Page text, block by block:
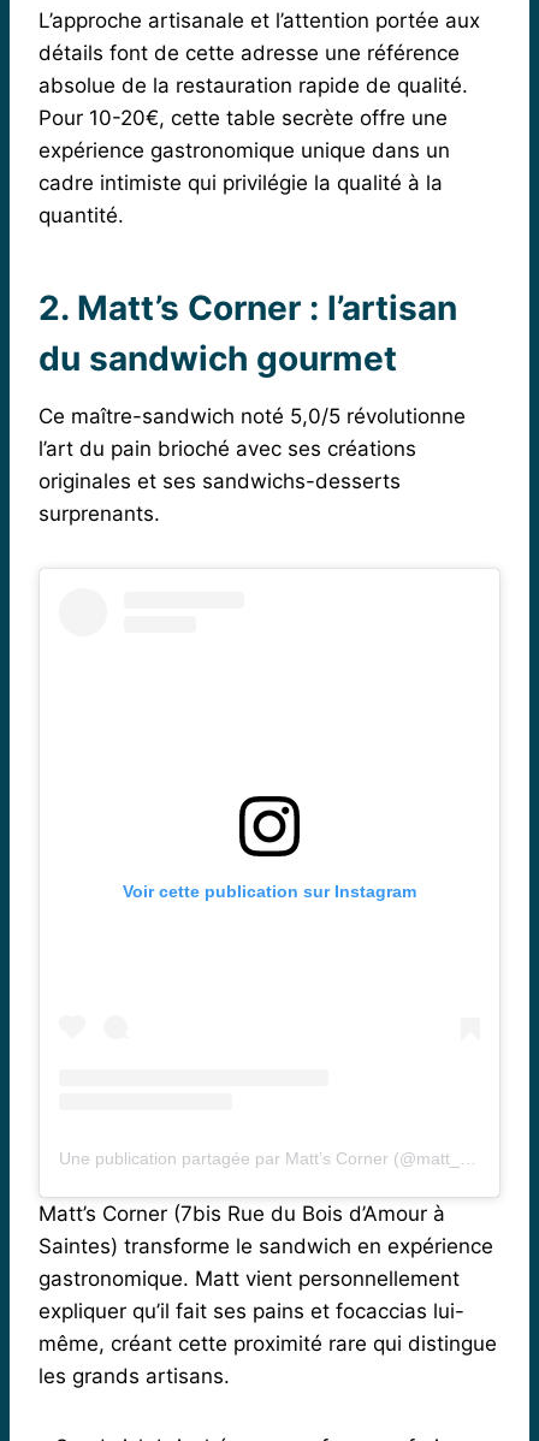
L’approche artisanale et l’attention portée aux
détails font de cette adresse une référence
absolue de la restauration rapide de qualité.
Pour 10-20€, cette table secrète offre une
expérience gastronomique unique dans un
cadre intimiste qui privilégie la qualité à la
quantité.
2. Matt’s Corner : l’artisan
du sandwich gourmet
Ce maître-sandwich noté 5,0/5 révolutionne
l’art du pain brioché avec ses créations
originales et ses sandwichs-desserts
surprenants.
Voir cette publication sur Instagram
Matt’s Corner (7bis Rue du Bois d’Amour à
Saintes) transforme le sandwich en expérience
gastronomique. Matt vient personnellement
expliquer qu’il fait ses pains et focaccias lui-
même, créant cette proximité rare qui distingue
les grands artisans.